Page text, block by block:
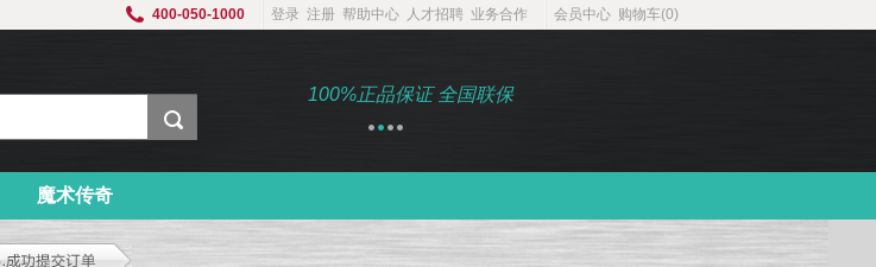
400-050-1000 登录 注册 帮助中心 人才招聘 业务合作 会员中心 购物车(0)
证券代码836142 100%正品保证 全国联保
魔术传奇